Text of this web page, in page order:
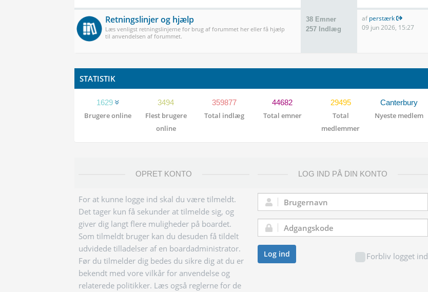
Retningslinjer og hjælp
Læs venligst retningslinjerne for brug af forummet her eller få hjælp
til anvendelsen af forummet.
38 Emner
257 Indlæg
afperstærk
09 jun 2026, 15:27
STATISTIK
1629
Brugere online
3494
Flest brugere
online
359877
Total indlæg
44682
Total emner
29495
Total
medlemmer
Canterbury
Nyeste medlem
OPRET KONTO
For at kunne logge ind skal du være tilmeldt.
Det tager kun få sekunder at tilmelde sig, og
giver dig langt flere muligheder på boardet.
Som tilmeldt bruger kan du desuden få tildelt
udvidede tilladelser af en boardadministrator.
Før du tilmelder dig bedes du sikre dig at du er
bekendt med vore vilkår for anvendelse og
relaterede politikker. Læs også reglerne for de
LOG IND PÅ DIN KONTO
Brugernavn:
Adgangskode:
Forbliv logget ind
Log ind